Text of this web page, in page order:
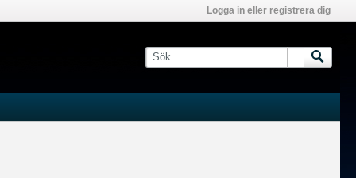
Logga in eller registrera dig